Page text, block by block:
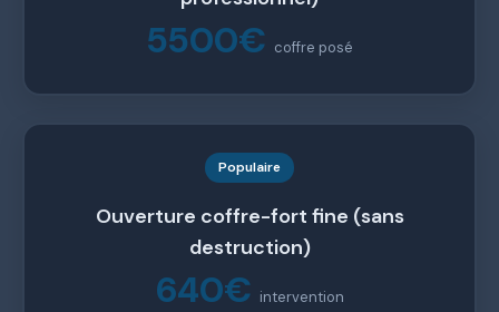
5500€ coffre posé
Populaire
Ouverture coffre-fort fine (sans
destruction)
640€ intervention